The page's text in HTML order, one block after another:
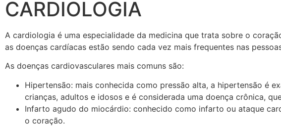
CARDIOLOGIA
A cardiologia é uma especialidade da medicina que trata sobre o
as doenças cardíacas estão sendo cada vez mais frequentes nas
As doenças cardiovasculares mais comuns são:
Hipertensão: mais conhecida como pressão alta, a hipertensão é
crianças, adultos e idosos e é considerada uma doença crônica,
Infarto agudo do miocárdio: conhecido como infarto ou ataque
o coração.